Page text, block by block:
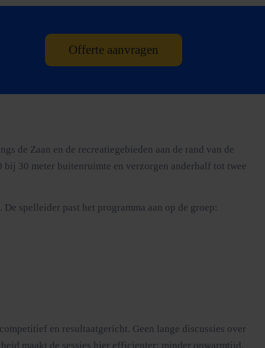
Offerte aanvragen
de Zaan en de recreatiegebieden aan de rand van de
30 meter buitenruimte en verzorgen anderhalf tot twee
spelleider past het programma aan op de groep:
en resultaatgericht. Geen lange discussies over
maakt de sessies hier efficienter: minder opwarmtijd,